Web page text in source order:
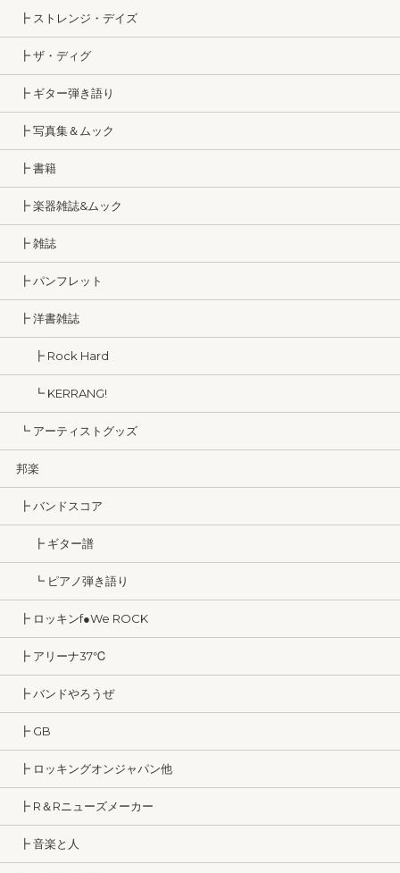
┣ ストレンジ・デイズ
┣ ザ・ディグ
┣ ギター弾き語り
┣ 写真集＆ムック
┣ 書籍
┣ 楽器雑誌&ムック
┣ 雑誌
┣ パンフレット
┣ 洋書雑誌
┣ Rock Hard
┗ KERRANG!
┗ アーティストグッズ
邦楽
┣ バンドスコア
┣ ギター譜
┗ ピアノ弾き語り
┣ ロッキンf●We ROCK
┣ アリーナ37℃
┣ バンドやろうぜ
┣ GB
┣ ロッキングオンジャパン他
┣ R＆Rニューズメーカー
┣ 音楽と人